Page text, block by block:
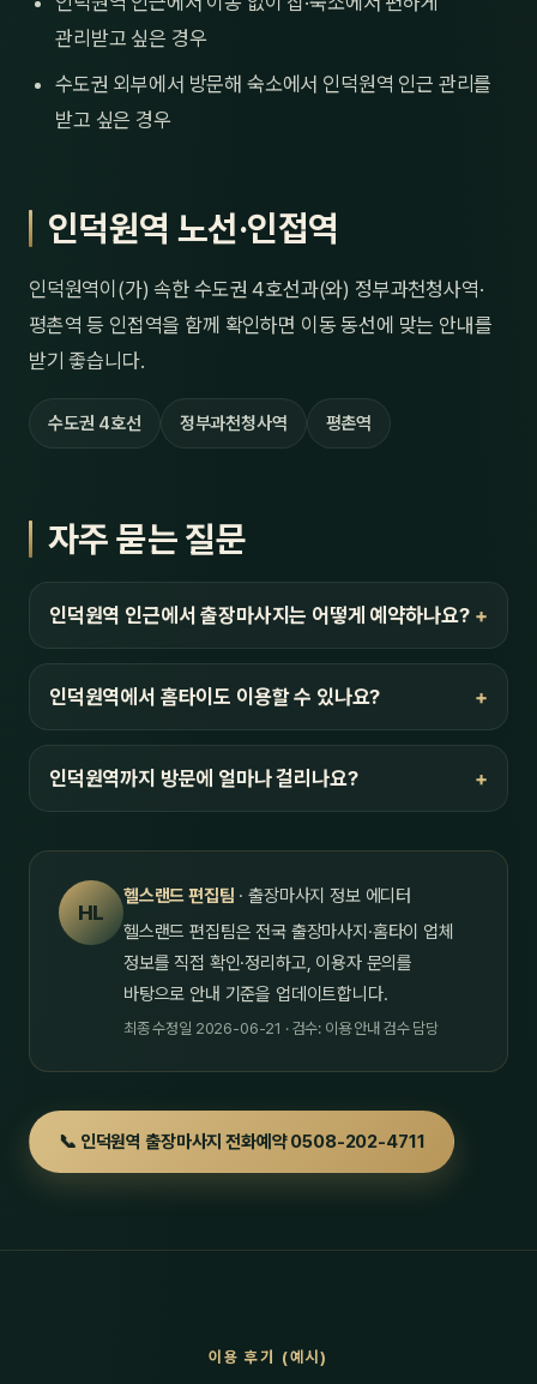
관리받고 싶은 경우
수도권 외부에서 방문해 숙소에서 인덕원역 인근 관리를
받고 싶은 경우
인덕원역 노선·인접역
인덕원역이(가) 속한 수도권 4호선과(와) 정부과천청사역·
평촌역 등 인접역을 함께 확인하면 이동 동선에 맞는 안내를
받기 좋습니다.
수도권 4호선 정부과천청사역 평촌역
자주 묻는 질문
인덕원역 인근에서 출장마사지는 어떻게 예약하나요?
인덕원역에서 홈타이도 이용할 수 있나요?
인덕원역까지 방문에 얼마나 걸리나요?
HL
헬스랜드 편집팀 · 출장마사지 정보 에디터
헬스랜드 편집팀은 전국 출장마사지·홈타이 업체
정보를 직접 확인·정리하고, 이용자 문의를
바탕으로 안내 기준을 업데이트합니다.
최종 수정일 2026-06-21 · 검수: 이용 안내 검수 담당
📞 인덕원역 출장마사지 전화예약 0508-202-4711
이용 후기 (예시)